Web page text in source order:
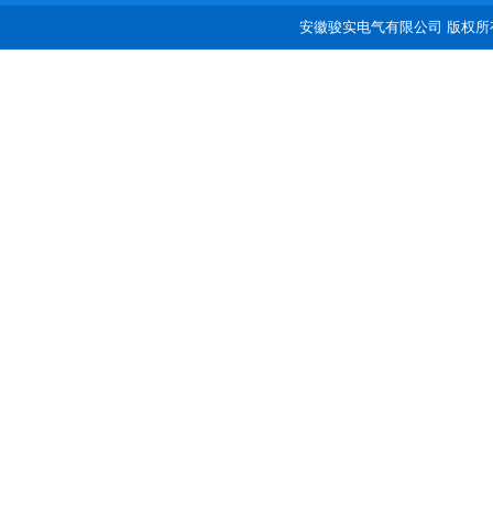
安徽骏实电气有限公司 版权